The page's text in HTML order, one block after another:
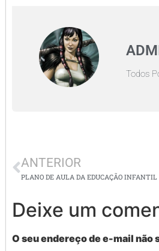
Todos
ANTERIOR
Deixe um
O seu endereço de e-mail não